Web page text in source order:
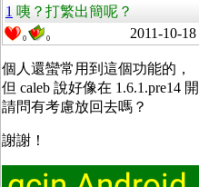
1 咦？打繁出簡呢？
0 0 2011-10-18
個人還蠻常用到這個功能的，
但 caleb 說好像在 1.6.1.pre14
請問有考慮放回去嗎？
謝謝！